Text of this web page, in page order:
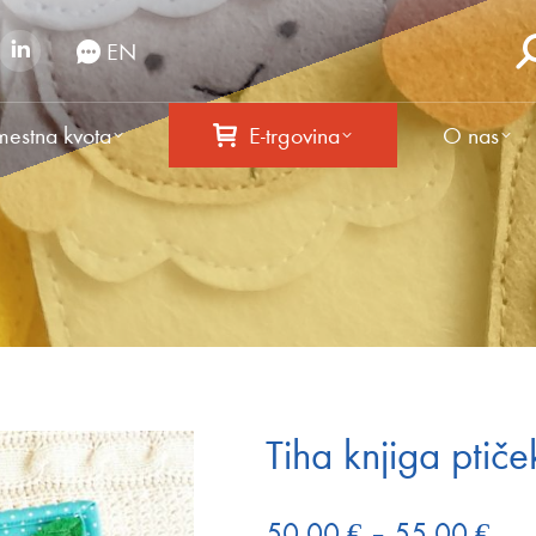
EN
kvota E-trgovina O nas
Tiha knjiga